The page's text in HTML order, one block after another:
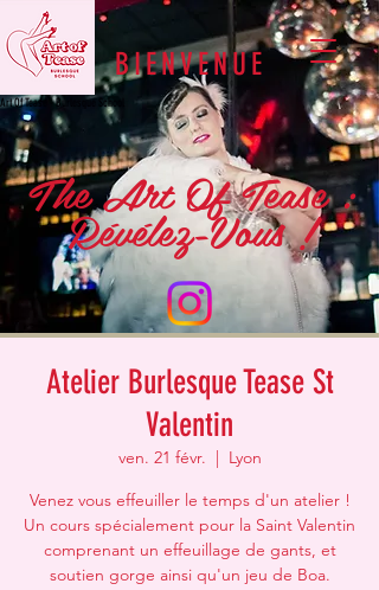
BIENVENUE
Art Of Tease - Burlesque School
The Art Of Tease :
Révélez-Vous !
Atelier Burlesque Tease St
Valentin
ven. 21 févr.
  |
Lyon
Venez vous effeuiller le temps d'un atelier !
Un cours spécialement pour la Saint Valentin
comprenant un effeuillage de gants, et
soutien gorge ainsi qu'un jeu de Boa.